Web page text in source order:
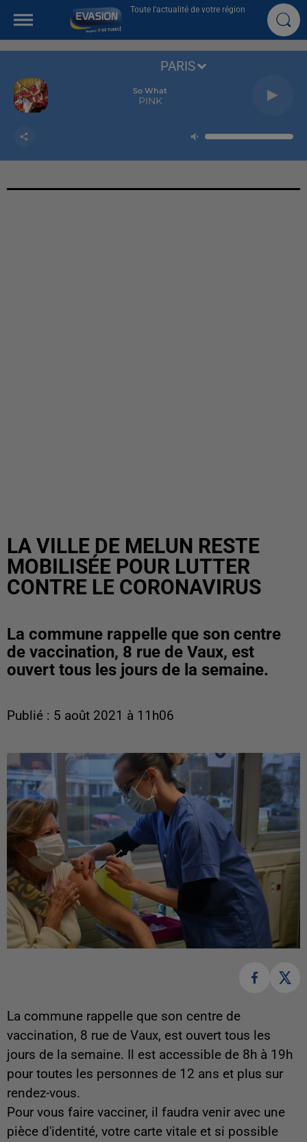
Toute l'actualité de votre région
So What
PINK
PARIS
LA VILLE DE MELUN RESTE
MOBILISÉE POUR LUTTER
CONTRE LE CORONAVIRUS
La commune rappelle que son centre
de vaccination, 8 rue de Vaux, est
ouvert tous les jours de la semaine.
Publié : 5 août 2021 à 11h06
La commune rappelle que son centre de
vaccination, 8 rue de Vaux, est ouvert tous les
jours de la semaine. Il est accessible de 8h à 19h
pour toutes les personnes de 12 ans et plus sur
rendez-vous.
Pour vous faire vacciner, il faudra venir avec une
pièce d'identité, votre carte vitale et si possible